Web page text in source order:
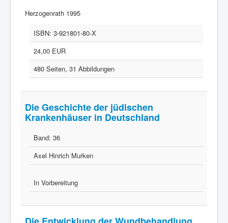
Herzogenrath 1995
ISBN: 3-921801-80-X
24,00 EUR
480 Seiten, 31 Abbildungen
Die Geschichte der jüdischen
Krankenhäuser in Deutschland
Band: 36
Axel Hinrich Murken
In Vorbereitung